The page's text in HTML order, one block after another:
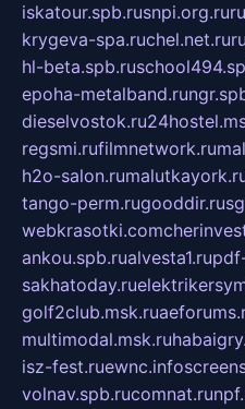
iskatour.spb.rusnpi.org.ru
krygeva-spa.ruchel.net.ru
hl-beta.spb.ru
epoha-metalband.ru
dieselvostok.ru
regsmi.rufilmnetwork.ru
h2o-salon.ru
tango-perm.rugooddir.ru
webkrasotki.com
ankou.spb.rualvesta1.ru
sakhatoday.ru
golf2club.msk.ru
multimodal.msk.ru
isz-fest.ruewnc.info
volnav.spb.rucomnat.ru